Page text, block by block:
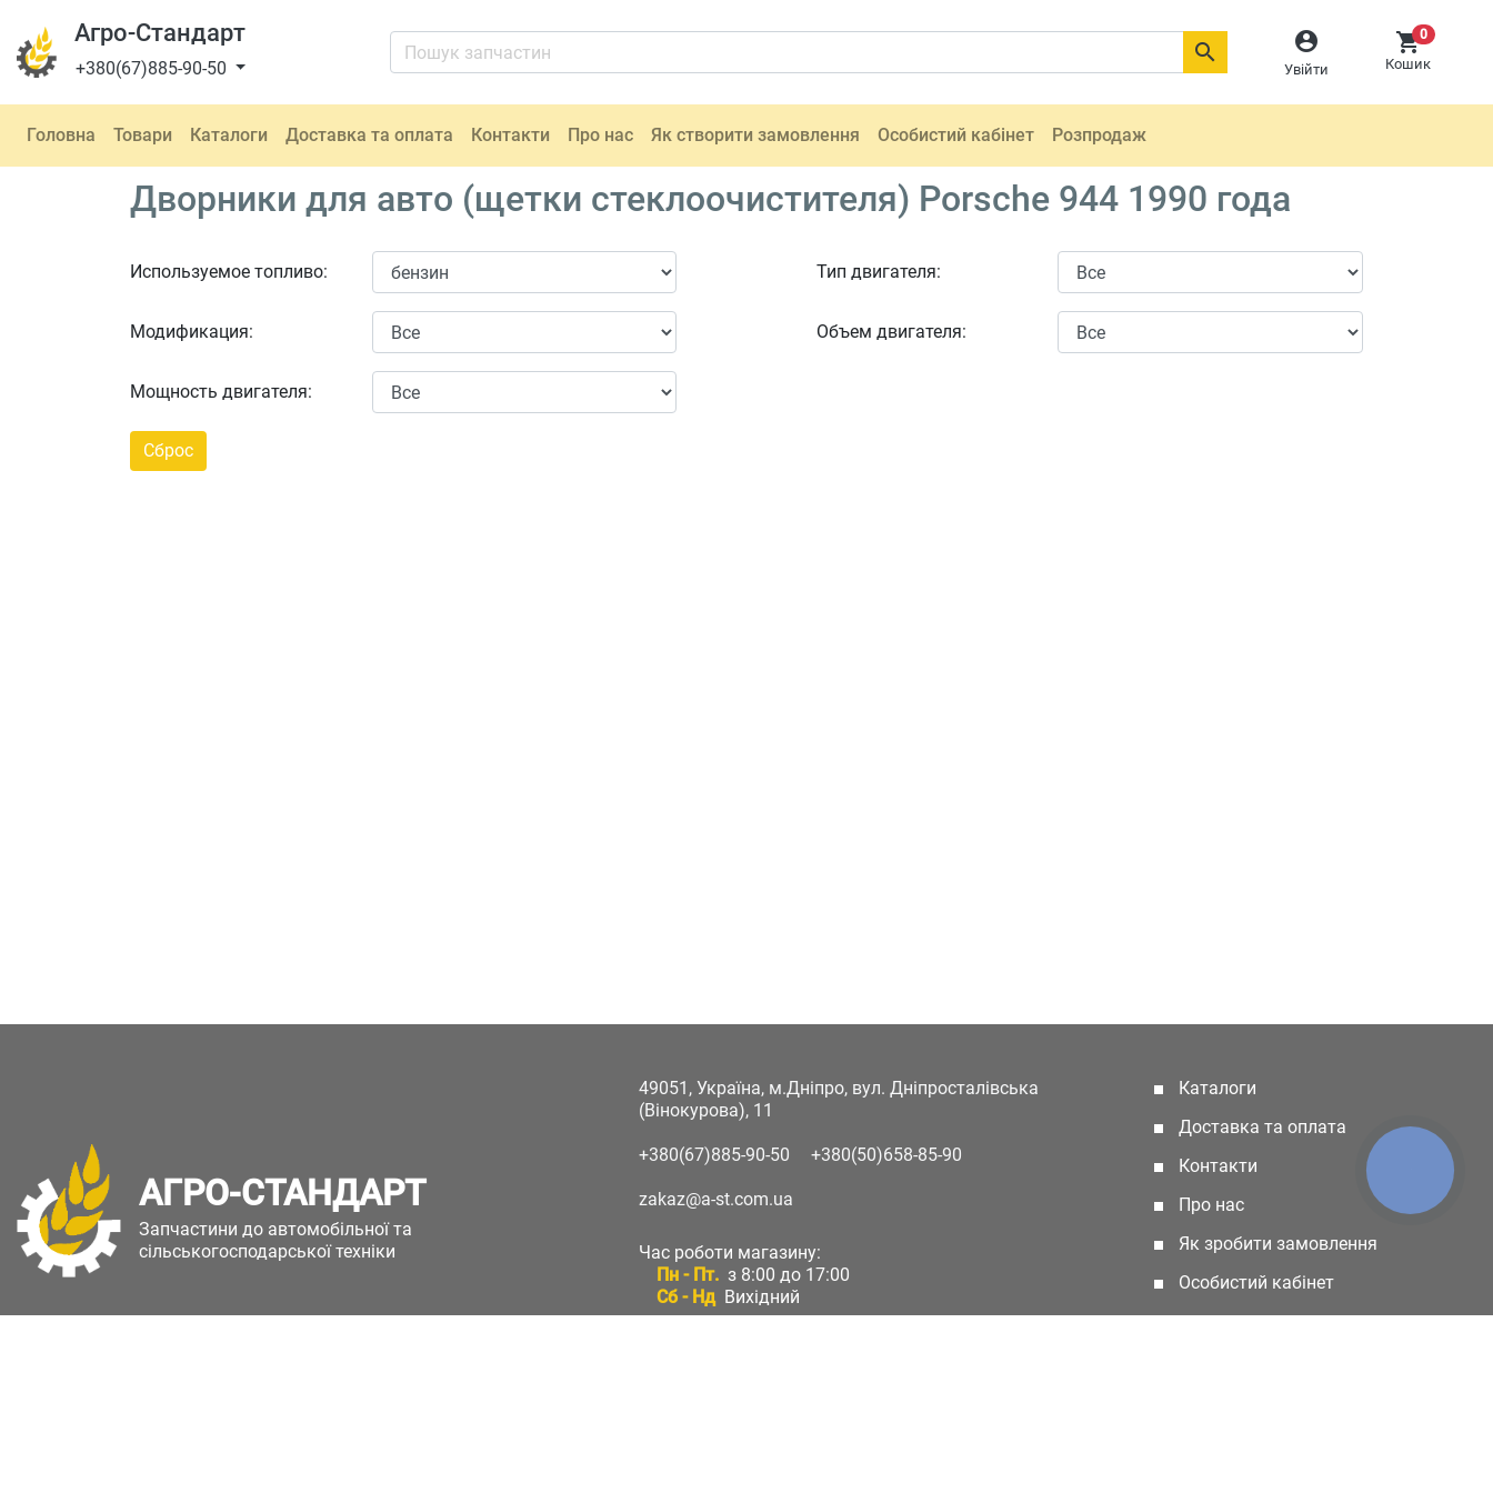
Агро-Стандарт
+380(67)885-90-50

Увійти
0
Кошик

Головна Товари Каталоги Доставка та оплата Контакти Про нас Як створити замовлення Особистий кабінет Розпродаж
Дворники для авто (щетки стеклоочистителя) Porsche 944 1990 года
Используемое топливо:
Модификация:
Мощность двигателя:
Тип двигателя:
Объем двигателя:
АГРО-СТАНДАРТ
Запчастини до автомобільної та
сільськогосподарської техніки
49051, Україна, м.Дніпро, вул. Дніпросталівська
(Вінокурова), 11
+380(67)885-90-50 +380(50)658-85-90
zakaz@a-st.com.ua
Час роботи магазину:
Пн - Пт. з 8:00 до 17:00
Сб - Нд Вихідний
Каталоги
Доставка та оплата
Контакти
Про нас
Як зробити замовлення
Особистий кабінет